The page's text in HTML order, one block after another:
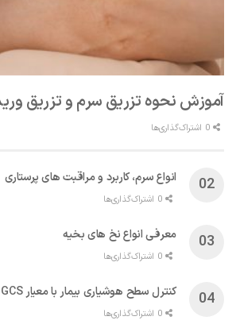
آموزش نحوه تزریق سرم و تزریق
انواع سرم، کاربرد و مراقبت‌ های پرستاری
معرفی انواع نخ های بخیه
کنترل سطح هوشیاری بیمار با معیار GCS و AVPU